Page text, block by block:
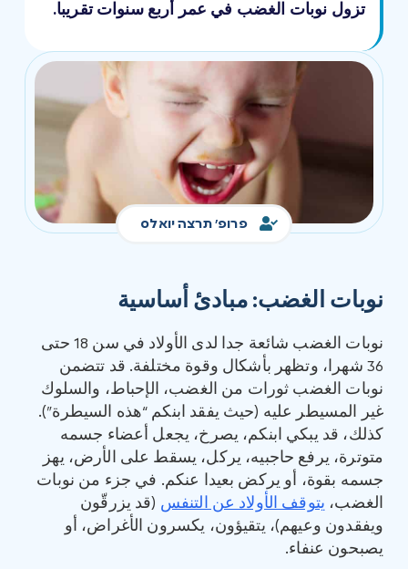
تزول نوبات الغضب في عمر أربع سنوات تقريبا.
פרופ' תרצה יואלס
نوبات الغضب: مبادئ أساسية
نوبات الغضب شائعة جدا لدى الأولاد في سن 18 حتى
36 شهرا، وتظهر بأشكال وقوة مختلفة. قد تتضمن
نوبات الغضب ثورات من الغضب، الإحباط، والسلوك
غير المسيطر عليه (حيث يفقد ابنكم “هذه السيطرة”).
كذلك، قد يبكي ابنكم، يصرخ، يجعل أعضاء جسمه
متوترة، يرفع حاجبيه، يركل، يسقط على الأرض، يهز
جسمه بقوة، أو يركض بعيدا عنكم. في جزء من نوبات
الغضب، يتوقف الأولاد عن التنفس (قد يزرقّون
ويفقدون وعيهم)، يتقيؤون، يكسرون الأغراض، أو
يصبحون عنفاء.